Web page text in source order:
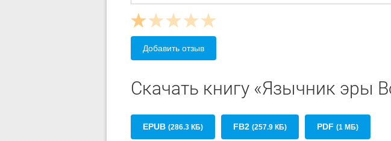
Добавить отзыв
Скачать книгу «Язычник эры
EPUB (286.3 КБ) FB2 (257.9 КБ) PDF (1 МБ)